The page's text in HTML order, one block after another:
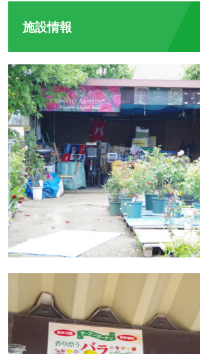
施設情報